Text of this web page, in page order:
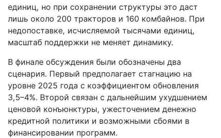
единиц, но при сохранении структуры это даст
лишь около 200 тракторов и 160 комбайнов. При
недопоставке, исчисляемой тысячами единиц,
масштаб поддержки не меняет динамику.
В финале обсуждения были обозначены два
сценария. Первый предполагает стагнацию на
уровне 2025 года с коэффициентом обновления
3,5–4%. Второй связан с дальнейшим ухудшением
ценовой конъюнктуры, ужесточением денежно
кредитной политики и возможными сбоями в
финансировании программ.